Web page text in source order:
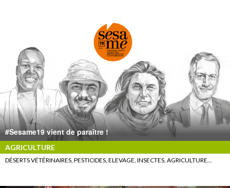
#Sesame19 vient de paraître !
AGRICULTURE
DÉSERTS VÉTÉRINAIRES, PESTICIDES, ELEVAGE, INSECTES, AGRICULTURE…